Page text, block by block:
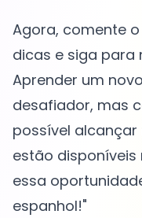
Agora, comente
dicas e siga para
Aprender um
desafiador, mas
possível alcançar
estão disponíveis
essa